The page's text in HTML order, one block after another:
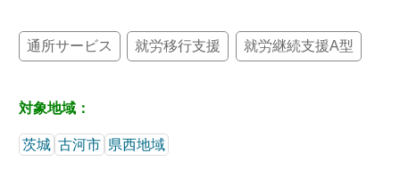
通所サービス 就労移行支援 就労継続支援A型
対象地域：
茨城 古河市 県西地域